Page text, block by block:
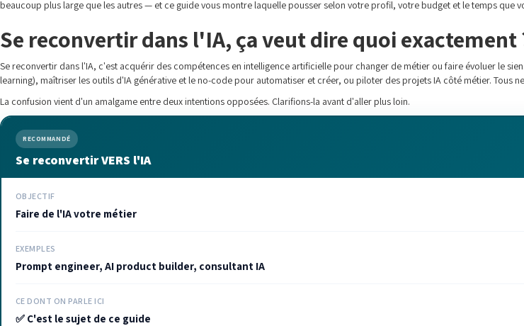
beaucoup plus large que les autres — et ce guide vous montre laquelle pousser selon votre profil, votre budget et le temps que
Se reconvertir dans l'IA, ça veut dire quoi exactement
Se reconvertir dans l'IA, c'est acquérir des compétences en intelligence artificielle pour changer de métier ou faire évoluer le
learning), maîtriser les outils d'IA générative et le no-code pour automatiser et créer, ou piloter des projets IA côté métier. Tous
La confusion vient d'un amalgame entre deux intentions opposées. Clarifions-la avant d'aller plus loin.
RECOMMANDÉ
Se reconvertir VERS l'IA
OBJECTIF
Faire de l'IA votre métier
EXEMPLES
Prompt engineer, AI product builder, consultant IA
CE DONT ON PARLE ICI
✅ C'est le sujet de ce guide